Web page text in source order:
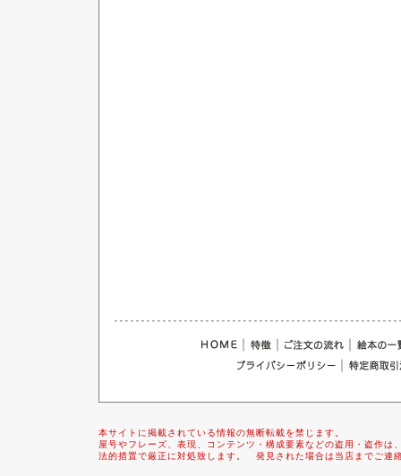
本サイトに掲載されている情報の無断転載を禁じます。
屋号やフレーズ、表現、コンテンツ・構成要素などの盗用・盗作は
法的措置で厳正に対処致します。 発見された場合は当店までご連